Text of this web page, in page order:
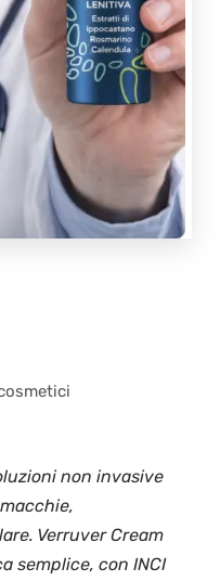
non invasive
Verruver Cream
semplice, con INCI